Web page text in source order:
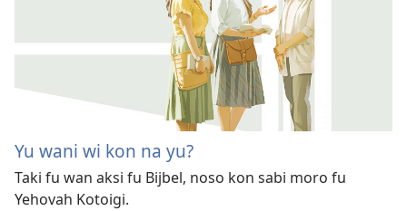
Yu wani wi kon na yu?
Taki fu wan aksi fu Bijbel, noso kon sabi moro fu
Yehovah Kotoigi.